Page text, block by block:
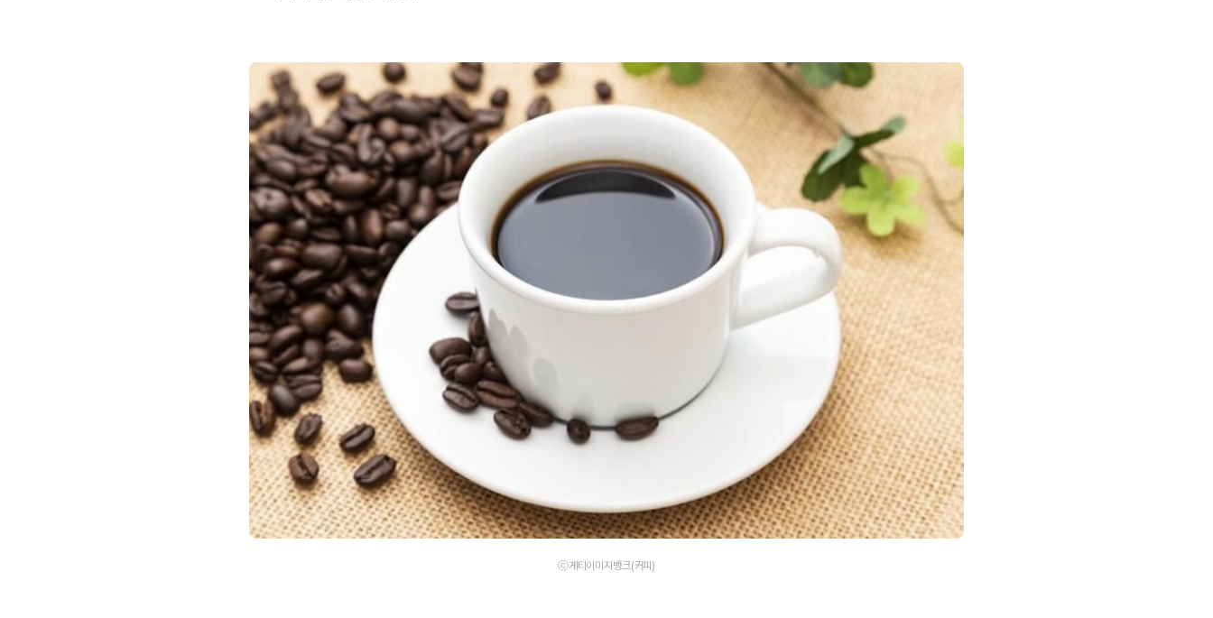
ⓒ게티이미지뱅크(커피)